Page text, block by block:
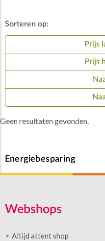
Sorteren op:
Prijs
Prijs
Geen resultaten gevonden.
Energiebesparing
Webshops
Altijd attent shop